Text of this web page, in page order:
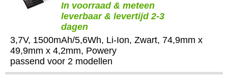
In voorraad & meteen
leverbaar & levertijd 2-3
dagen
3,7V, 1500mAh/5,6Wh, Li-Ion, Zwart, 74,9mm x
49,9mm x 4,2mm, Powery
passend voor 2 modellen